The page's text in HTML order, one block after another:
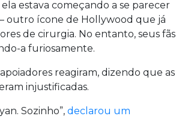
estava começando a se parecer
outro ícone de Hollywood que já
de cirurgia. No entanto, seus fãs
a furiosamente.
reagiram, dizendo que as
injustificadas.
Sozinho”, declarou um